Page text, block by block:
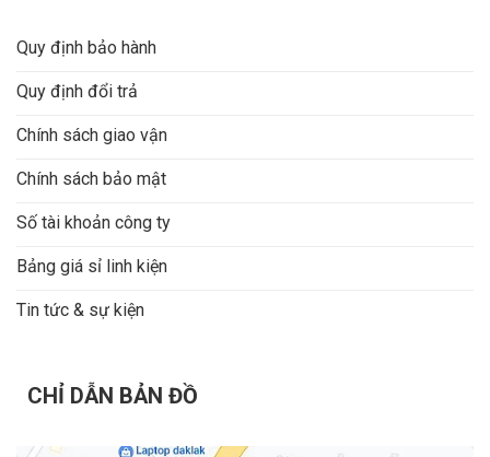
Quy định bảo hành
Quy định đổi trả
Chính sách giao vận
Chính sách bảo mật
Số tài khoản công ty
Bảng giá sỉ linh kiện
Tin tức & sự kiện
CHỈ DẪN BẢN ĐỒ